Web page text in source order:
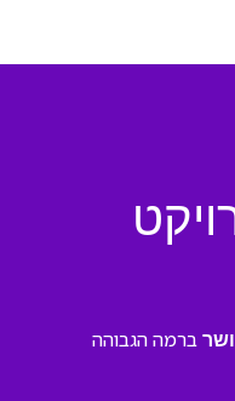
של הפרויקט
ברמה הגבוהה